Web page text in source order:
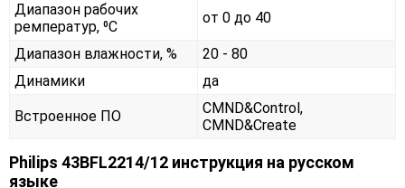
Диапазон рабочих
ремператур, ⁰С
от 0 до 40
Диапазон влажности, %
20 - 80
Динамики
да
Встроенное ПО
CMND&Control,
CMND&Create
Philips 43BFL2214/12 инструкция на русском
языке